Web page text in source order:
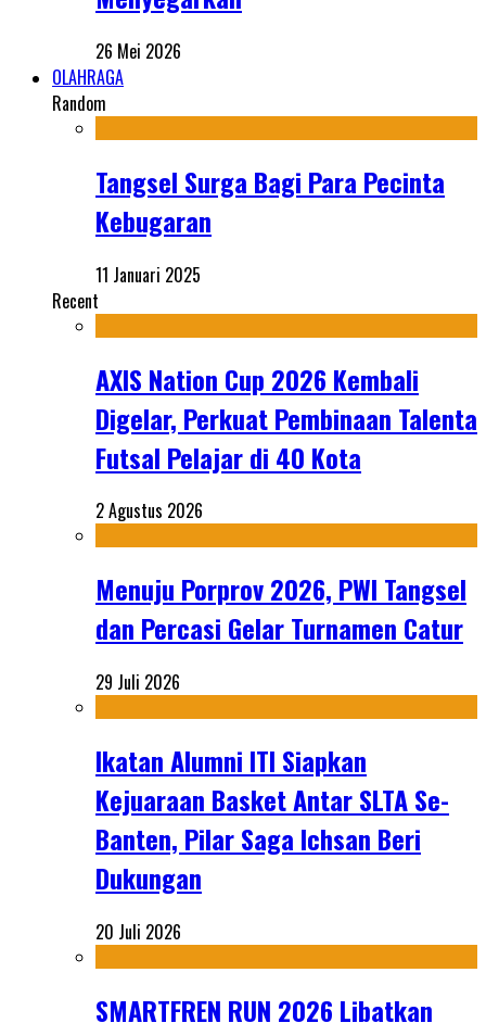
26 Mei 2026
OLAHRAGA
Random
Tangsel Surga Bagi Para Pecinta
Kebugaran
11 Januari 2025
Recent
AXIS Nation Cup 2026 Kembali
Digelar, Perkuat Pembinaan Talenta
Futsal Pelajar di 40 Kota
2 Agustus 2026
Menuju Porprov 2026, PWI Tangsel
dan Percasi Gelar Turnamen Catur
29 Juli 2026
Ikatan Alumni ITI Siapkan
Kejuaraan Basket Antar SLTA Se-
Banten, Pilar Saga Ichsan Beri
Dukungan
20 Juli 2026
SMARTFREN RUN 2026 Libatkan